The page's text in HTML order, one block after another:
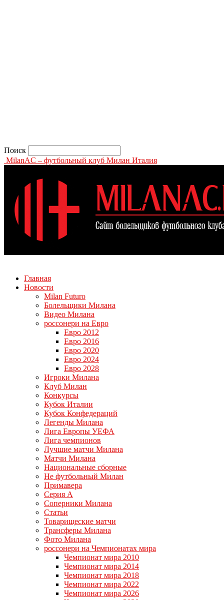
Поиск
MilanAC – футбольный клуб Милан Италия
Главная
Новости
Milan Futuro
Болельщики Милана
Видео Милана
россонери на Евро
Евро 2012
Евро 2016
Евро 2020
Евро 2024
Евро 2028
Игроки Милана
Клуб Милан
Конкурсы
Кубок Италии
Кубок Конфедераций
Легенды Милана
Лига Европы УЕФА
Лига чемпионов
Лучшие матчи Милана
Матчи Милана
Национальные сборные
Не футбольный Милан
Примавера
Серия А
Соперники Милана
Статьи
Товарищеские матчи
Трансферы Милана
Фото Милана
россонери на Чемпионатах мира
Чемпионат мира 2010
Чемпионат мира 2014
Чемпионат мира 2018
Чемпионат мира 2022
Чемпионат мира 2026